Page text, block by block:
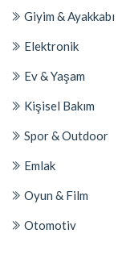
Giyim & Ayakkabı
Elektronik
Ev & Yaşam
Kişisel Bakım
Spor & Outdoor
Emlak
Oyun & Film
Otomotiv